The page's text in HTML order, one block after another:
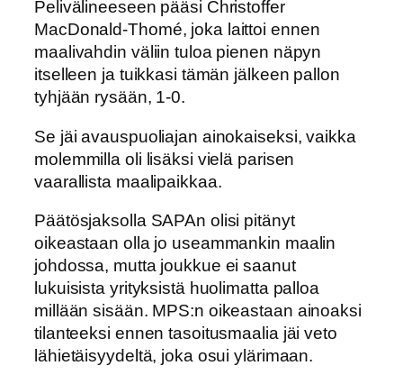
Pelivälineeseen pääsi Christoffer
MacDonald-Thomé, joka laittoi ennen
maalivahdin väliin tuloa pienen näpyn
itselleen ja tuikkasi tämän jälkeen pallon
tyhjään rysään, 1-0.
Se jäi avauspuoliajan ainokaiseksi, vaikka
molemmilla oli lisäksi vielä parisen
vaarallista maalipaikkaa.
Päätösjaksolla SAPAn olisi pitänyt
oikeastaan olla jo useammankin maalin
johdossa, mutta joukkue ei saanut
lukuisista yrityksistä huolimatta palloa
millään sisään. MPS:n oikeastaan ainoaksi
tilanteeksi ennen tasoitusmaalia jäi veto
lähietäisyydeltä, joka osui ylärimaan.